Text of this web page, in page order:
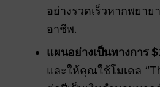
อย่างรวดเร็วหากพยา
อาชีพ.
แผนอย่างเป็นทางการ
และให้คุณใช้โมเดล